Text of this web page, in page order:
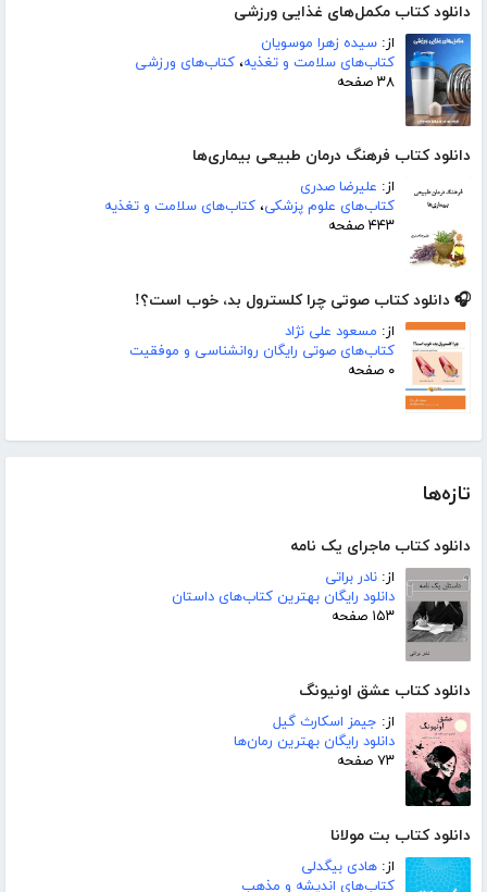
دانلود کتاب مکمل‌های غذایی ورزشی
از: سیده زهرا موسویان
کتاب‌های سلامت و تغذیه، کتاب‌های ورزشی
۳۸ صفحه
دانلود کتاب فرهنگ درمان طبیعی بیماری‌ها
از: علیرضا صدری
کتاب‌های علوم پزشکی، کتاب‌های سلامت و تغذیه
۴۴۳ صفحه
🎧 دانلود کتاب صوتی چرا کلسترول بد، خوب است؟!
از: مسعود علی نژاد
کتاب‌های صوتی رایگان روانشناسی و موفقیت
۰ صفحه
تازه‌ها
دانلود کتاب ماجرای یک نامه
از: نادر براتی
دانلود رایگان بهترین کتاب‌های داستان
۱۵۳ صفحه
دانلود کتاب عشق اونیونگ
از: جیمز اسکارث گیل
دانلود رایگان بهترین رمان‌ها
۷۳ صفحه
دانلود کتاب بت مولانا
از: هادی بیگدلی
کتاب‌های اندیشه و مذهب